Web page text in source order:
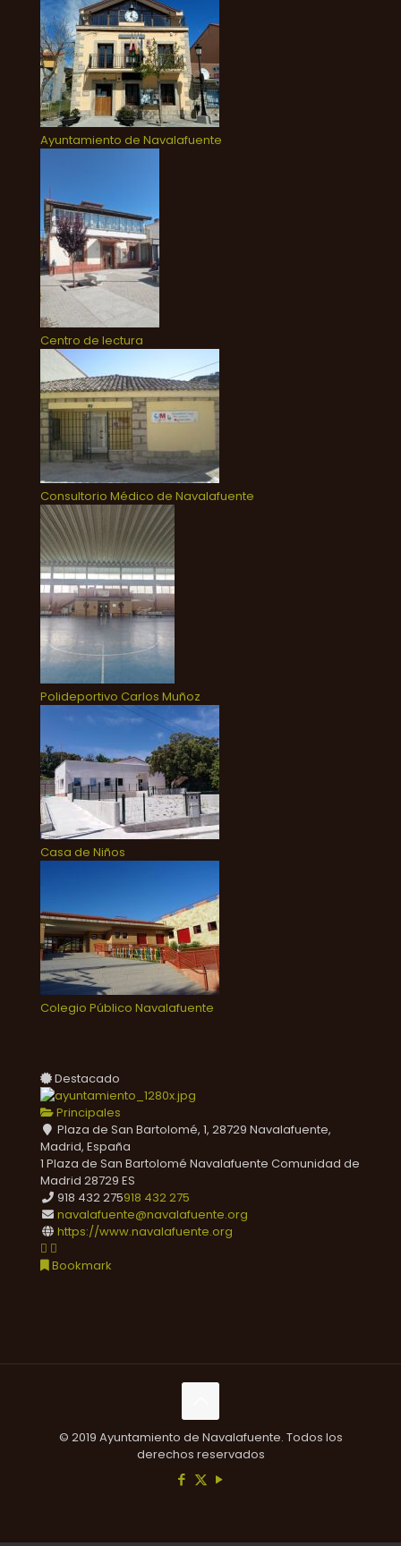
Ayuntamiento de Navalafuente
Centro de lectura
Consultorio Médico de Navalafuente
Polideportivo Carlos Muñoz
Casa de Niños
Colegio Público Navalafuente
Destacado
Principales
Plaza de San Bartolomé, 1, 28729 Navalafuente,
Madrid, España
1 Plaza de San Bartolomé Navalafuente Comunidad de
Madrid 28729 ES
918 432 275918 432 275
navalafuente@navalafuente.org
https://www.navalafuente.org
Bookmark
© 2019 Ayuntamiento de Navalafuente. Todos los
derechos reservados